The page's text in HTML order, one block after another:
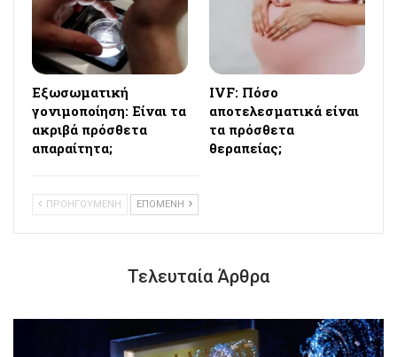
Εξωσωματική
γονιμοποίηση: Είναι τα
ακριβά πρόσθετα
απαραίτητα;
IVF: Πόσο
αποτελεσματικά είναι
τα πρόσθετα
θεραπείας;
ΠΡΟΗΓΟΥΜΕΝΗ ΕΠΟΜΕΝΗ
Τελευταία Άρθρα